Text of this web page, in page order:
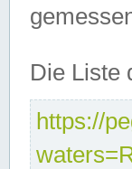
Die Liste
https://